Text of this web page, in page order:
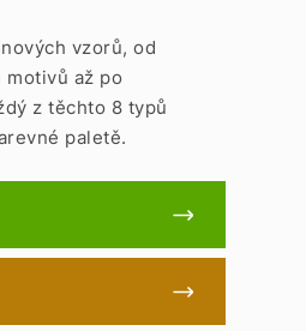
vzorů, od
až po
z těchto 8 typů
paletě.